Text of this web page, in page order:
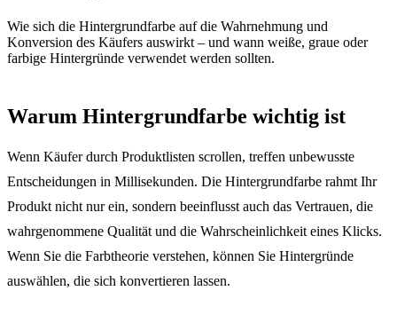
Wie sich die Hintergrundfarbe auf die Wahrnehmung und
Konversion des Käufers auswirkt – und wann weiße, graue oder
farbige Hintergründe verwendet werden sollten.
Warum Hintergrundfarbe wichtig ist
Wenn Käufer durch Produktlisten scrollen, treffen unbewusste
Entscheidungen in Millisekunden. Die Hintergrundfarbe rahmt Ihr
Produkt nicht nur ein, sondern beeinflusst auch das Vertrauen, die
wahrgenommene Qualität und die Wahrscheinlichkeit eines Klicks.
Wenn Sie die Farbtheorie verstehen, können Sie Hintergründe
auswählen, die sich konvertieren lassen.